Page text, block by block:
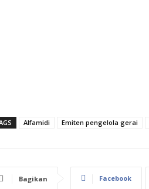
Alfamidi Emiten pengelola gerai
Bagikan Facebook